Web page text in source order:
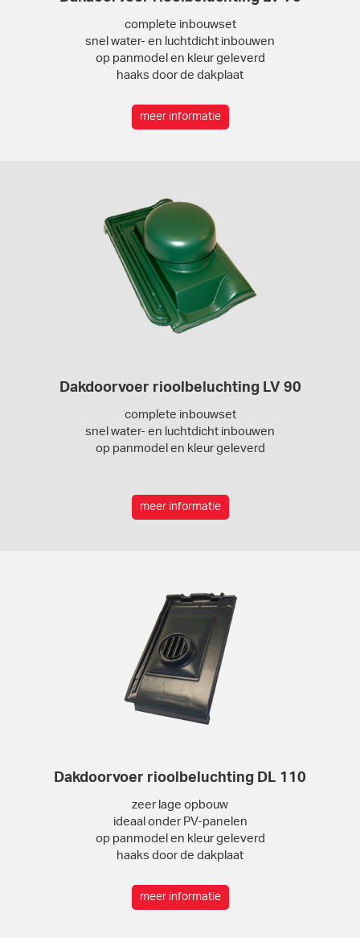
complete inbouwset
snel water- en luchtdicht inbouwen
op panmodel en kleur geleverd
haaks door de dakplaat
meer informatie
Dakdoorvoer rioolbeluchting LV 90
complete inbouwset
snel water- en luchtdicht inbouwen
op panmodel en kleur geleverd
meer informatie
Dakdoorvoer rioolbeluchting DL 110
zeer lage opbouw
ideaal onder PV-panelen
op panmodel en kleur geleverd
haaks door de dakplaat
meer informatie